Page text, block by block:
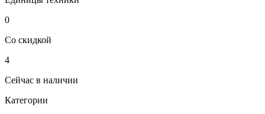
0
Со скидкой
4
Сейчас в наличии
Категории